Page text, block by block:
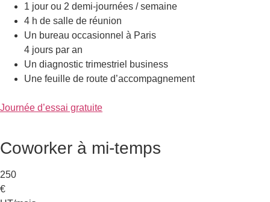
1 jour ou 2 demi-journées / semaine
4 h de salle de réunion
Un bureau occasionnel à Paris
4 jours par an
Un diagnostic trimestriel business
Une feuille de route d’accompagnement
Journée d’essai gratuite
Coworker à mi-temps
250
€